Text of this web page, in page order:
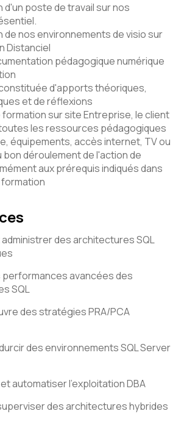
d'un poste de travail sur nos
de nos environnements de visio sur
Distanciel
pédagogique numérique
d'apports théoriques,
et de réflexions
formation sur site Entreprise, le client
les ressources pédagogiques
équipements, accès internet, TV ou
déroulement de l'action de
aux prérequis indiqués dans
des architectures SQL
performances avancées des
SQL
des stratégies PRA/PCA
des environnements SQL Server
automatiser l’exploitation DBA
des architectures hybrides